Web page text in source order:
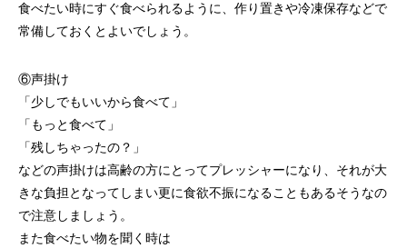
食べたい時にすぐ食べられるように、作り置きや冷凍保存などで
常備しておくとよいでしょう。
⑥声掛け
「少しでもいいから食べて」
「もっと食べて」
「残しちゃったの？」
などの声掛けは高齢の方にとってプレッシャーになり、それが大
きな負担となってしまい更に食欲不振になることもあるそうなの
で注意しましょう。
また食べたい物を聞く時は